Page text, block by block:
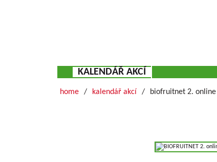
KALENDÁŘ AKCÍ
home kalendář akcí biofruitnet 2.